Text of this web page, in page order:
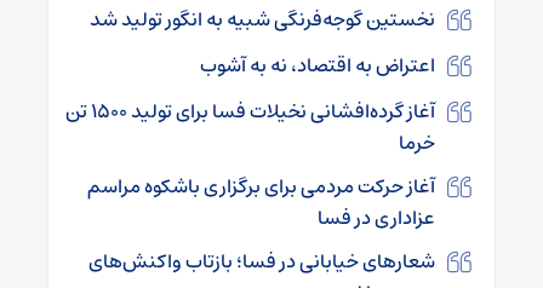
نخستین گوجه‌فرنگی شبیه به انگور تولید شد
اعتراض به اقتصاد، نه به آشوب
آغاز گرده‌افشانی نخیلات فسا برای تولید ۱۵۰۰ تن
خرما
آغاز حرکت مردمی برای برگزاری باشکوه مراسم
عزاداری در فسا
شعارهای خیابانی در فسا؛ بازتاب واکنش‌های